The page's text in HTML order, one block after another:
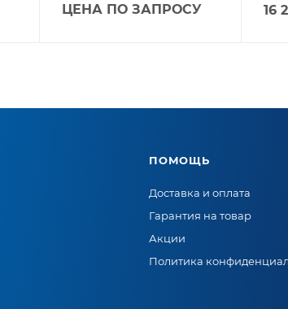
ЦЕНА ПО ЗАПРОСУ 16
ПОМОЩЬ
Доставка и оплата
Гарантия на товар
Акции
Политика